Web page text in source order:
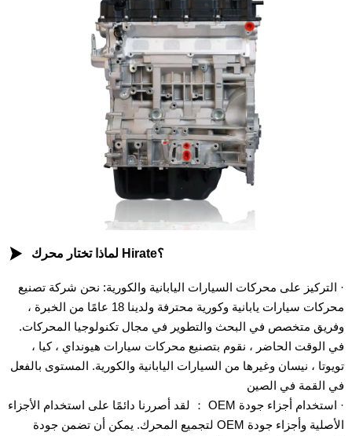
 لماذا تختار محرك Hirate؟
· التركيز على محركات السيارات اليابانية والكورية: نحن شركة تصنيع
محركات سيارات يابانية وكورية محترفة ولدينا 18 عامًا من الخبرة ،
وفريق متخصص في البحث والتطوير في مجال تكنولوجيا المحركات.
في الوقت الحاضر ، نقوم بتصنيع محركات سيارات هيونداي ، كيا ،
تويوتا ، نيسان وغيرها من السيارات اليابانية والكورية. المستوى بالفعل
في القمة في الصين
· استخدام أجزاء جودة OEM ： لقد أصررنا دائمًا على استخدام الأجزاء
الأصلية وأجزاء جودة OEM لتجميع المحرك. يمكن أن تضمن جودة